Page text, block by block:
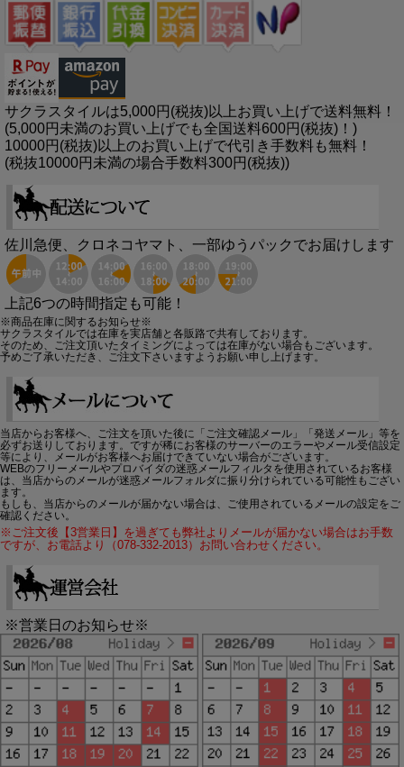
サクラスタイルは5,000円(税抜)以上お買い上げで送料無料！
(5,000円未満のお買い上げでも全国送料600円(税抜)！)
10000円(税抜)以上のお買い上げで代引き手数料も無料！
(税抜10000円未満の場合手数料300円(税抜))
佐川急便、クロネコヤマト、一部ゆうパックでお届けします
上記6つの時間指定も可能！
※商品在庫に関するお知らせ※
サクラスタイルでは在庫を実店舗と各販路で共有しております。
そのため、ご注文頂いたタイミングによっては在庫がない場合もございます。
予めご了承いただき、ご注文下さいますようお願い申し上げます。
当店からお客様へ、ご注文を頂いた後に「ご注文確認メール」「発送メール」等を
必ずお送りしております。ですが稀にお客様のサーバーのエラーやメール受信設定
等により、メールがお客様へお届けできていない場合がございます。
WEBのフリーメールやプロバイダの迷惑メールフィルタを使用されているお客様
は、当店からのメールが迷惑メールフォルダに振り分けられている可能性もござい
ます。
もしも、当店からのメールが届かない場合は、ご使用されているメールの設定をご
確認ください。
※ご注文後【3営業日】を過ぎても弊社よりメールが届かない場合はお手数
ですが、お電話より（078-332-2013）お問い合わせください。
※営業日のお知らせ※